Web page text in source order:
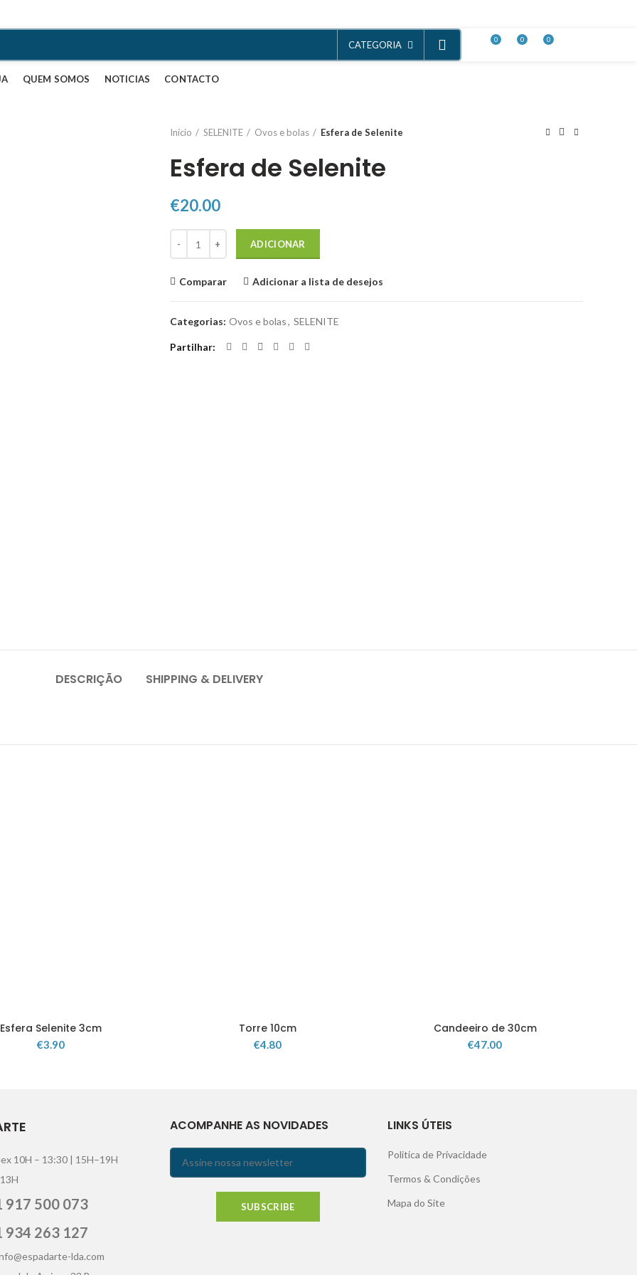
CATEGORIA 0 0 0
QUEM SOMOS NOTICIAS CONTACTO
Início SELENITE Ovos e bolas Esfera de Selenite
Esfera de Selenite
€20.00
ADICIONAR
Comparar Adicionar a lista de desejos
Categorias: Ovos e bolas, SELENITE
Partilhar
DESCRIÇÃO SHIPPING & DELIVERY
Esfera Selenite 3cm
€3.90
Torre 10cm
€4.80
Candeeiro de 30cm
€47.00
10H – 13:30 | 15H–19H
917 500 073
934 263 127
lda.com
ACOMPANHE AS NOVIDADES LINKS ÚTEIS
Politica de Privacidade
Termos & Condições
Mapa do Site